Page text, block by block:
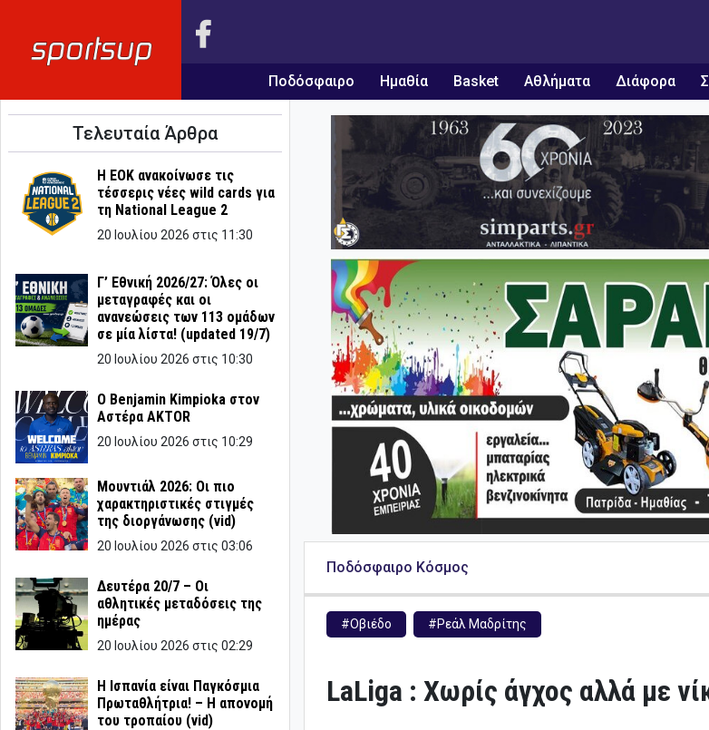
Ποδόσφαιρο Ημαθία Basket Αθλήματα Διάφορα
Τελευταία Άρθρα
Η ΕΟΚ ανακοίνωσε τις
τέσσερις νέες wild cards για
τη National League 2
20 Ιουλίου 2026 στις 11:30
Γ’ Εθνική 2026/27: Όλες οι
μεταγραφές και οι
ανανεώσεις των 113 ομάδων
σε μία λίστα! (updated 19/7)
20 Ιουλίου 2026 στις 10:30
Ο Benjamin Kimpioka στον
Αστέρα AKTOR
20 Ιουλίου 2026 στις 10:29
Μουντιάλ 2026: Οι πιο
χαρακτηριστικές στιγμές
της διοργάνωσης (vid)
20 Ιουλίου 2026 στις 03:06
Δευτέρα 20/7 – Οι
αθλητικές μεταδόσεις της
ημέρας
20 Ιουλίου 2026 στις 02:29
Η Ισπανία είναι Παγκόσμια
Πρωταθλήτρια! – Η απονομή
του τροπαίου (vid)
Ποδόσφαιρο Κόσμος
#Οβιέδο #Ρεάλ Μαδρίτης
LaLiga : Χωρίς άγχος αλλά με